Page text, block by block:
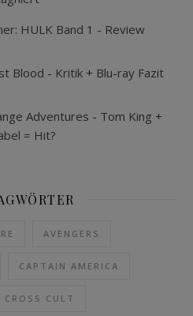
HULK Band 1 - Review
Blood - Kritik + Blu-ray Fazit
Adventures - Tom King +
= Hit?
AVENGERS
CAPTAIN AMERICA
CROSS CULT